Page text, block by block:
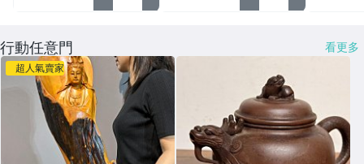
行動任意門 看更多
超人氣賣家